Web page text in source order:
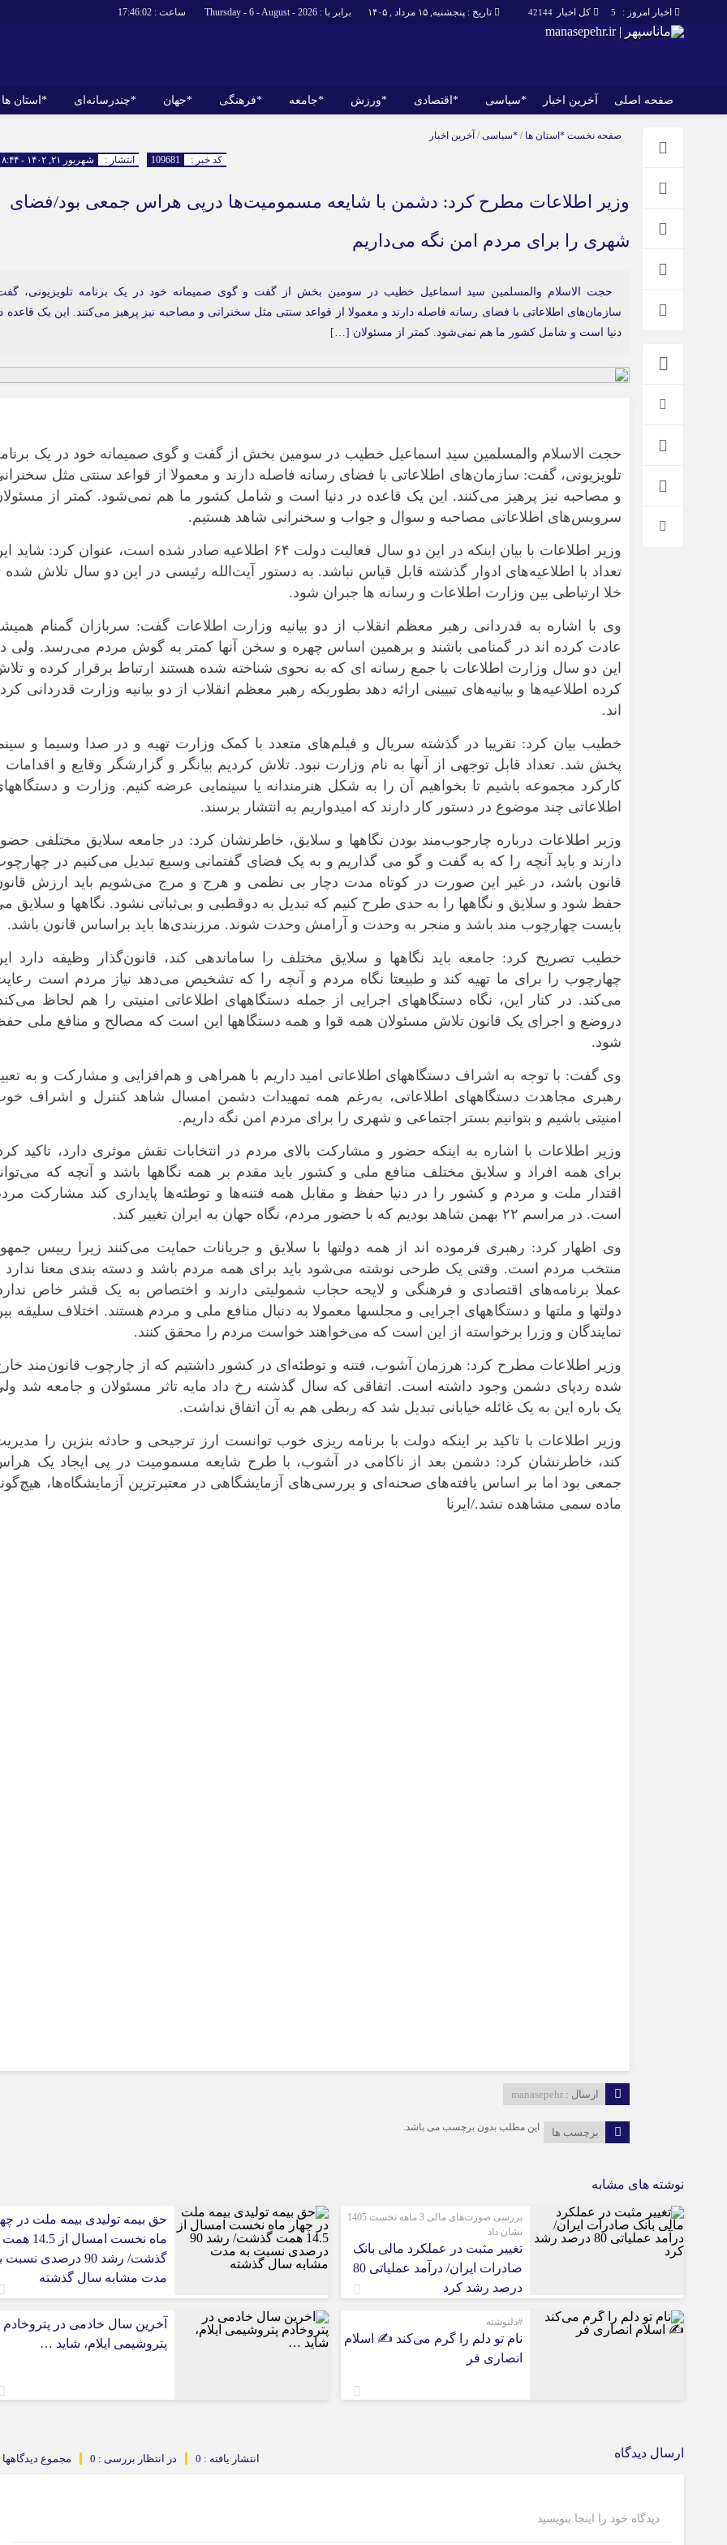
کل اخبار 42144 اخبار امروز : 5 تاریخ : پنجشنبه, ۱۵ مرداد , ۱۴۰۵ برابر با : Thursday - 6 - August - 2026 ساعت : 17:46:03
صفحه اصلی آخرین اخبار *سیاسی *اقتصادی *ورزش *جامعه *فرهنگی *جهان *چندرسانه‌ای *استان ها
آخرین اخبار
رهبر انقلاب
مجلس
بانک ها
نفت و انرژی
اقتصاد بین
آگهی های
*فرهنگی
ایثار و شهادت
دفاع مقدس
*جهان
بین الملل
آسیای غربی
آمریکا و اروپا
*چندرسانه‌ای
گالری
اینفوگرافی
عکس
صوت و فیلم
*استان ها
آذربایجان
اردبیل
اصفهان
البرز
بوشهر
تهران
چهار محال و
خراسان
خراسان
خوزستان
زنجان
سمنان
سیستان و
فارس
قزوین
قم
کرمانشاه
گیلان
لرستان
هرمزگان
همدان
صفحه نخست *استان ها / *سیاسی/ آخرین اخبار
انتشار : شهریور ۲۱, ۱۴۰۲ - ۱۸:۴۴ کد خبر : 109681
وزیر اطلاعات مطرح کرد: دشمن با شایعه مسمومیت‌ها درپی هراس جمعی بود/فضای
شهری را برای مردم امن نگه می‌داریم
حجت الاسلام والمسلمین سید اسماعیل خطیب در سومین بخش از گفت و گوی صمیمانه خود در یک برنامه تلویزیونی،
سازمان‌های اطلاعاتی با فضای رسانه فاصله دارند و معمولا از قواعد سنتی مثل سخنرانی و مصاحبه نیز پرهیز می‌کنند. این یک قاعده
دنیا است و شامل کشور ما هم نمی‌شود. کمتر از مسئولان […]
حجت الاسلام والمسلمین سید اسماعیل خطیب در سومین بخش از گفت و گوی صمیمانه خود در یک
تلویزیونی، گفت: سازمان‌های اطلاعاتی با فضای رسانه فاصله دارند و معمولا از قواعد سنتی مثل
و مصاحبه نیز پرهیز می‌کنند. این یک قاعده در دنیا است و شامل کشور ما هم نمی‌شود. کمتر از
سرویس‌های اطلاعاتی مصاحبه و سوال و جواب و سخنرانی شاهد هستیم.
وزیر اطلاعات با بیان اینکه در این دو سال فعالیت دولت ۶۴ اطلاعیه صادر شده است، عنوان کرد: شاید
تعداد با اطلاعیه‌های ادوار گذشته قابل قیاس نباشد. به دستور آیت‌الله رئیسی در این دو سال تلاش شده
خلا ارتباطی بین وزارت اطلاعات و رسانه ها جبران شود.
وی با اشاره به قدردانی رهبر معظم انقلاب از دو بیانیه وزارت اطلاعات گفت: سربازان گمنام
عادت کرده اند در گمنامی باشند و برهمین اساس چهره و سخن آنها کمتر به گوش مردم می‌رسد. ولی
این دو سال وزارت اطلاعات با جمع رسانه ای که به نحوی شناخته شده هستند ارتباط برقرار کرده و
کرده اطلاعیه‌ها و بیانیه‌های تبیینی ارائه دهد بطوریکه رهبر معظم انقلاب از دو بیانیه وزارت قدردانی
اند.
خطیب بیان کرد: تقریبا در گذشته سریال و فیلم‌های متعدد با کمک وزارت تهیه و در صدا وسیما و
پخش شد. تعداد قابل توجهی از آنها به نام وزارت نبود. تلاش کردیم بیانگر و گزارشگر وقایع و اقدامات
کارکرد مجموعه باشیم تا بخواهیم آن را به شکل هنرمندانه یا سینمایی عرضه کنیم. وزارت و
اطلاعاتی چند موضوع در دستور کار دارند که امیدواریم به انتشار برسند.
وزیر اطلاعات درباره چارجوب‌مند بودن نگاهها و سلایق، خاطرنشان کرد: در جامعه سلایق مختلفی
دارند و باید آنچه را که به گفت و گو می گذاریم و به یک فضای گفتمانی وسیع تبدیل می‌کنیم در
قانون باشد، در غیر این صورت در کوتاه مدت دچار بی نظمی و هرج و مرج‌ می‌شویم باید ارزش
حفظ شود و سلایق و نگاهها را به حدی طرح کنیم که تبدیل به دوقطبی و بی‌ثباتی نشود. نگاهها و سلایق
بایست چهارچوب مند باشد و منجر به وحدت و آرامش وحدت شوند. مرزبندی‌ها باید براساس قانون باشد.
خطیب تصریح کرد: جامعه باید نگاهها و سلایق مختلف را ساماندهی کند، قانون‌گذار وظیفه دارد
چهارچوب را برای ما تهیه کند و طبیعتا نگاه مردم و آنچه را که تشخیص می‌دهد نیاز مردم است
می‌کند. در کنار این، نگاه دستگاههای اجرایی از جمله دستگاههای اطلاعاتی امنیتی را هم لحاظ
دروضع و اجرای یک قانون تلاش مسئولان همه قوا و همه دستگاهها این است که مصالح و منافع ملی
شود.
وی گفت: با توجه به اشراف دستگاههای اطلاعاتی امید داریم با همراهی و هم‌افزایی و مشارکت و به
رهبری مجاهدت دستگاههای اطلاعاتی، به‌رغم همه تمهیدات دشمن امسال شاهد کنترل و اشراف
امنیتی باشیم و بتوانیم بستر اجتماعی و شهری را برای مردم امن نگه داریم.
وزیر اطلاعات با اشاره به اینکه حضور و مشارکت بالای مردم در انتخابات نقش موثری دارد، تاکید
برای همه افراد و سلایق مختلف منافع ملی و کشور باید مقدم بر همه نگاهها باشد و آنچه که
اقتدار ملت و مردم و کشور را در دنیا حفظ و مقابل همه فتنه‌ها و توطئه‌ها پایداری کند مشارکت
است. در مراسم ۲۲ بهمن شاهد بودیم که با حضور مردم، نگاه جهان به ایران تغییر کند.
وی اظهار کرد: رهبری فرموده اند از همه دولتها با سلایق و جریانات حمایت می‌کنند زیرا رییس
منتخب مردم است. وقتی یک طرحی نوشته می‌شود باید برای همه مردم باشد و دسته بندی معنا ندارد
عملا برنامه‌های اقتصادی و فرهنگی و لایحه حجاب شمولیتی دارند و اختصاص به یک قشر خاص
دولتها و ملتها و دستگاههای اجرایی و مجلسها معمولا به دنبال منافع ملی و مردم هستند. اختلاف سلیقه
نمایندگان و وزرا برخواسته از این است که می‌خواهند خواست مردم را محقق کنند.
وزیر اطلاعات مطرح کرد: هرزمان آشوب، فتنه و توطئه‌ای در کشور داشتیم که از چارچوب قانون‌مند
شده ردپای دشمن وجود داشته است. اتفاقی که سال گذشته رخ داد مایه تاثر مسئولان و جامعه شد
یک باره این به یک غائله خیابانی تبدیل شد که ربطی هم به آن اتفاق نداشت.
وزیر اطلاعات با تاکید بر اینکه دولت با برنامه ریزی خوب توانست ارز ترجیحی و حادثه بنزین را
کند، خاطرنشان کرد: دشمن بعد از ناکامی در آشوب، با طرح شایعه مسمومیت در پی ایجاد یک
جمعی بود اما بر اساس یافته‌های صحنه‌ای و بررسی‌های آزمایشگاهی در معتبرترین آزمایشگاه‌ها،
ماده سمی مشاهده نشد./ایرنا
ارسال : manasepehr
برچسب ها این مطلب بدون برچسب می باشد.
نوشته های مشابه
بررسی صورت‌های مالی 3 ماهه نخست 1405
نشان داد
تغییر مثبت در عملکرد مالی بانک
صادرات ایران/ درآمد عملیاتی 80
درصد رشد کرد
حق بیمه تولیدی بیمه ملت در
ماه نخست امسال از 14.5 همت
گذشت/ رشد 90 درصدی
مدت مشابه سال گذشته
#دلنوشته
نام تو دلم را گرم می‌کند ✍️ اسلام
انصاری فر
آخرین سال خادمی در پتروخادم
پتروشیمی ایلام، شاید …
ارسال دیدگاه مجموع دیدگاهها در انتظار بررسی : 0 انتشار یافته : 0
دیدگاه خود را اینجا بنویسید